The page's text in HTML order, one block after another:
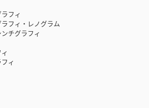
フィ
フィ・レノグラム
チグラフィ
ィ